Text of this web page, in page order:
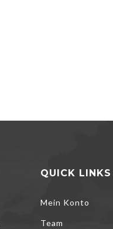
QUICK LINKS
Mein Konto
Team